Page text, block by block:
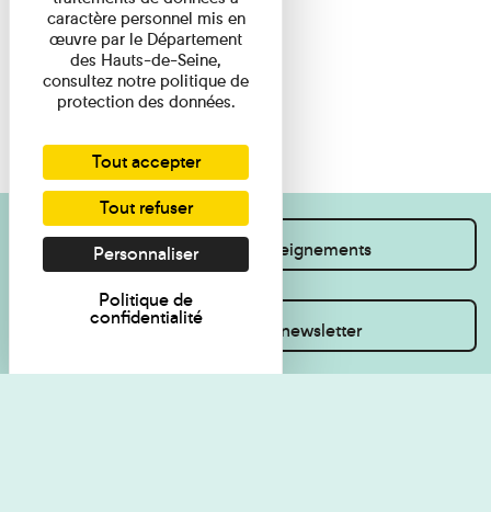
Je souhaite des renseignements
Inscrivez-vous à la newsletter
caractère personnel mis en
œuvre par le Département
des Hauts-de-Seine,
consultez notre politique de
protection des données.
Tout accepter
Tout refuser
Personnaliser
Politique de
confidentialité